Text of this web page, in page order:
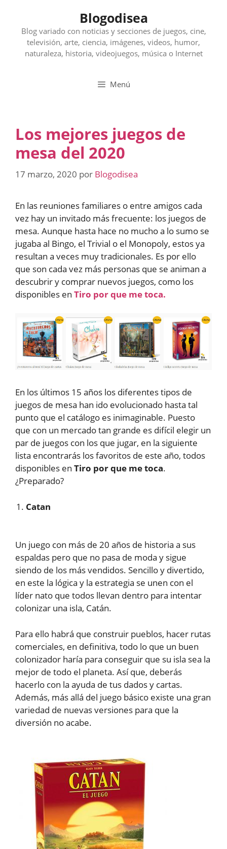
contenido
Blogodisea
Blog variado con noticias y secciones de juegos, cine,
televisión, arte, ciencia, imágenes, videos, humor,
naturaleza, historia, videojuegos, música o Internet
Menú
Los mejores juegos de
mesa del 2020
17 marzo, 2020 por Blogodisea
En las reuniones familiares o entre amigos cada
vez hay un invitado más frecuente: los juegos de
mesa. Aunque hasta hace no mucho a lo sumo se
jugaba al Bingo, el Trivial o el Monopoly, estos ya
resultan a veces muy tradicionales. Es por ello
que son cada vez más personas que se animan a
descubrir y comprar nuevos juegos, como los
disponibles en Tiro por que me toca.
En los últimos 15 años los diferentes tipos de
juegos de mesa han ido evolucionado hasta tal
punto que el catálogo es inimaginable. Puesto
que con un mercado tan grande es difícil elegir un
par de juegos con los que jugar, en la siguiente
lista encontrarás los favoritos de este año, todos
disponibles en Tiro por que me toca.
¿Preparado?
Catan
Un juego con más de 20 años de historia a sus
espaldas pero que no pasa de moda y sigue
siendo de los más vendidos. Sencillo y divertido,
en este la lógica y la estrategia se unen con el
líder nato que todos llevan dentro para intentar
colonizar una isla, Catán.
Para ello habrá que construir pueblos, hacer rutas
comerciales, en definitiva, todo lo que un buen
colonizador haría para conseguir que su isla sea la
mejor de todo el planeta. Así que, deberás
hacerlo con la ayuda de tus dados y cartas.
Además, más allá del juego básico existe una gran
variedad de nuevas versiones para que la
diversión no acabe.